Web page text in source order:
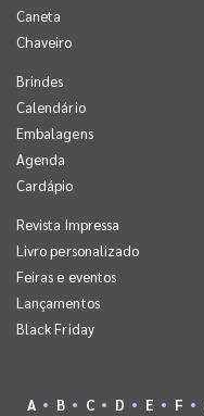
Caneta
Chaveiro
Brindes
Calendário
Embalagens
Agenda
Cardápio
Revista Impressa
Livro personalizado
Feiras e eventos
Lançamentos
Black Friday
A B C D E F